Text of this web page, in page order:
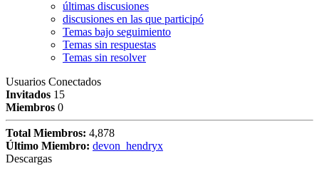
últimas discusiones
discusiones en las que participó
Temas bajo seguimiento
Temas sin respuestas
Temas sin resolver
Usuarios Conectados
Invitados 15
Miembros 0
Total Miembros: 4,878
Último Miembro: devon_hendryx
Descargas